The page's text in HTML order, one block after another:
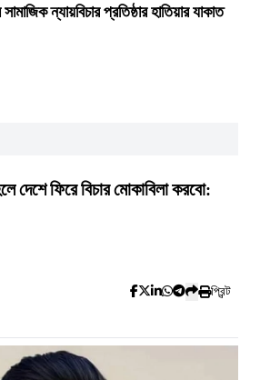
ন্যায়বিচার প্রতিষ্ঠার হাতিয়ার যাকাত
দেশে ফিরে বিচার মোকাবিলা করবো:
প্রিন্ট